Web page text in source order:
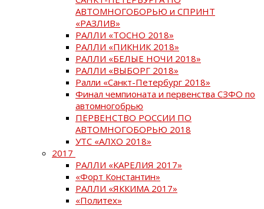
АВТОМНОГОБОРЬЮ и СПРИНТ
«РАЗЛИВ»
РАЛЛИ «ТОСНО 2018»
РАЛЛИ «ПИКНИК 2018»
РАЛЛИ «БЕЛЫЕ НОЧИ 2018»
РАЛЛИ «ВЫБОРГ 2018»
Ралли «Санкт-Петербург 2018»
Финал чемпионата и первенства СЗФО по
автомногобрью
ПЕРВЕНСТВО РОССИИ ПО
АВТОМНОГОБОРЬЮ 2018
УТС «АЛХО 2018»
2017
РАЛЛИ «КАРЕЛИЯ 2017»
«Форт Константин»
РАЛЛИ «ЯККИМА 2017»
«Политех»